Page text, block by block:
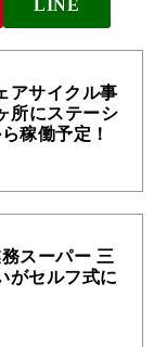
LINE
アサイクル事
所にステーシ
稼働予定！
スーパー 三
がセルフ式に